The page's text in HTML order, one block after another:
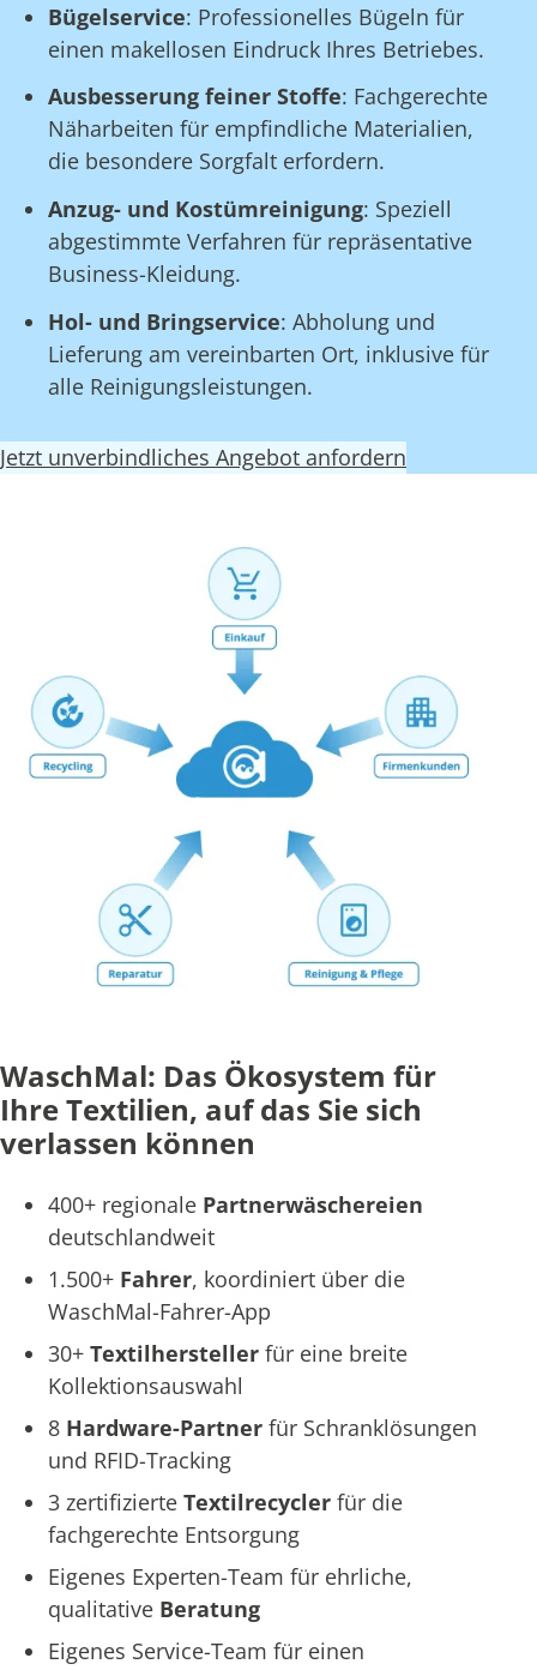
Bügelservice: Professionelles Bügeln für
einen makellosen Eindruck Ihres Betriebes.
Ausbesserung feiner Stoffe: Fachgerechte
Näharbeiten für empfindliche Materialien,
die besondere Sorgfalt erfordern.
Anzug- und Kostümreinigung: Speziell
abgestimmte Verfahren für repräsentative
Business-Kleidung.
Hol- und Bringservice: Abholung und
Lieferung am vereinbarten Ort, inklusive für
alle Reinigungsleistungen.
Jetzt unverbindliches Angebot anfordern
WaschMal: Das Ökosystem für
Ihre Textilien, auf das Sie sich
verlassen können
400+ regionale Partnerwäschereien
deutschlandweit
1.500+ Fahrer, koordiniert über die
WaschMal-Fahrer-App
30+ Textilhersteller für eine breite
Kollektionsauswahl
8 Hardware-Partner für Schranklösungen
und RFID-Tracking
3 zertifizierte Textilrecycler für die
fachgerechte Entsorgung
Eigenes Experten-Team für ehrliche,
qualitative Beratung
Eigenes Service-Team für einen